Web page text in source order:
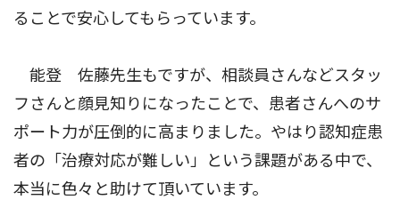
ることで安心してもらっています。
能登 佐藤先生もですが、相談員さんなどスタッ
フさんと顔見知りになったことで、患者さんへのサ
ポート力が圧倒的に高まりました。やはり認知症患
者の「治療対応が難しい」という課題がある中で、
本当に色々と助けて頂いています。